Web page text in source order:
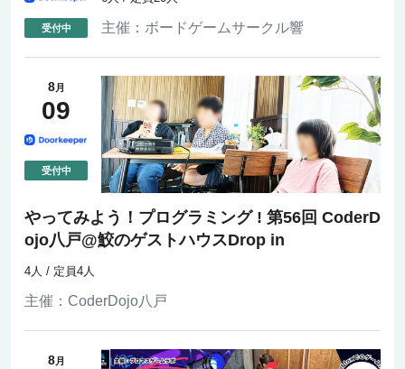
主催： ボードゲームサークル響
8月
09
やってみよう！プログラミング ! 第56回 CoderD
ojo八戸@鮫のゲストハウスDrop in
主催： CoderDojo八戸
4人 / 定員4人
8月